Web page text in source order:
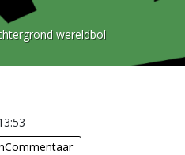
wereldbol